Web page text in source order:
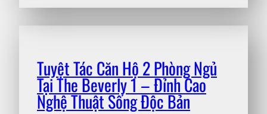
Tuyệt Tác Căn Hộ 2 Phòng Ngủ
Tại The Beverly 1 – Đỉnh Cao
Nghệ Thuật Sống Độc Bản